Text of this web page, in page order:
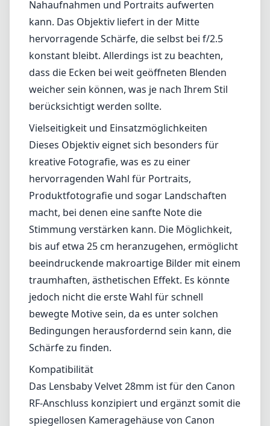
kreative Fotografie, was es zu einer
hervorragenden Wahl für Portraits,
Produktfotografie und sogar Landschaften
macht, bei denen eine sanfte Note die
Stimmung verstärken kann. Die Möglichkeit,
bis auf etwa 25 cm heranzugehen, ermöglicht
beeindruckende makroartige Bilder mit einem
traumhaften, ästhetischen Effekt. Es könnte
jedoch nicht die erste Wahl für schnell
bewegte Motive sein, da es unter solchen
Bedingungen herausfordernd sein kann, die
Schärfe zu finden.
Kompatibilität
Das Lensbaby Velvet 28mm ist für den Canon
RF-Anschluss konzipiert und ergänzt somit die
spiegellosen Kameragehäuse von Canon
perfekt. Die elektronischen Kontakte stellen
sicher, dass Sie die Belichtungsmessung
optimal nutzen und auf Ihre Kamera-
Profilzugriffe zugreifen können, was für eine
reibungslose Aufnahmeumgebung vorteilhaft
ist.
Vorzüge und Nachteile
Vorzüge